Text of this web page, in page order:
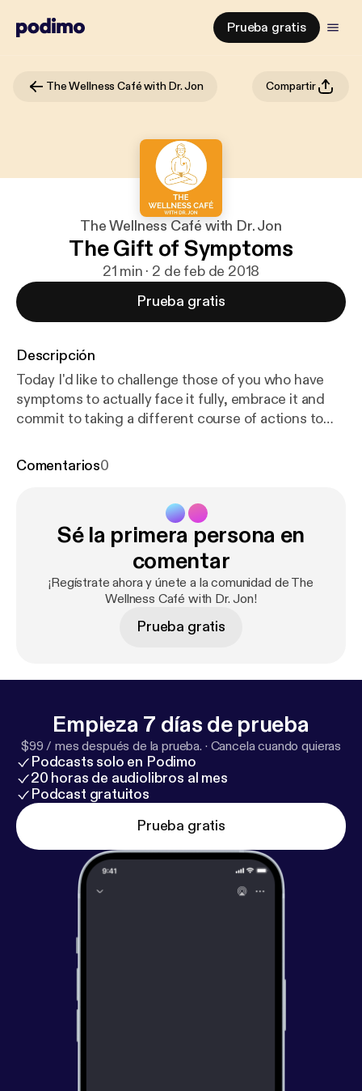
Prueba gratis
The Wellness Café with Dr. Jon Compartir
The Wellness Café with Dr. Jon
The Gift of Symptoms
21 min · 2 de feb de 2018
Prueba gratis
Descripción
Today I'd like to challenge those of you who have
symptoms to actually face it fully, embrace it and
commit to taking a different course of actions to
Comentarios0
Sé la primera persona en
comentar
¡Regístrate ahora y únete a la comunidad de The
Wellness Café with Dr. Jon!
Prueba gratis
Empieza 7 días de prueba
$99 / mes después de la prueba. · Cancela cuando quieras
Podcasts solo en Podimo
20 horas de audiolibros al mes
Podcast gratuitos
Prueba gratis